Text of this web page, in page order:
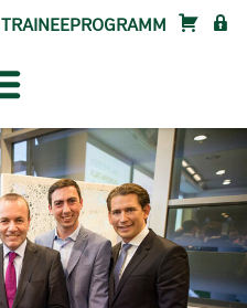
TRAINEEPROGRAMM SHOP